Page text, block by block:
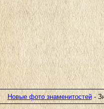
Новые фото знаменитостей-